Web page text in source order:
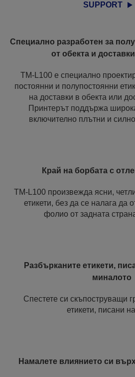
SUPPORT
Специално разработен за
от обекта и
TM-L100 е специално
постоянни и полупостоянни
на доставки в обекта или
Принтерът поддържа
включително плътни и
Край на борбата с
TM-L100 произвежда ясни,
етикети, без да се налага да
фолио от задната
Разбърканите етикети,
миналото
Спестете си скъпоструващи
етикети, писани
Намалете влиянието си